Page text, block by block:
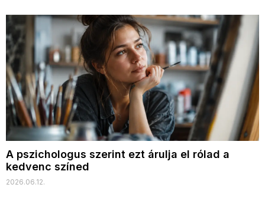
A pszichologus szerint ezt árulja el rólad a
kedvenc színed
2026.06.12.